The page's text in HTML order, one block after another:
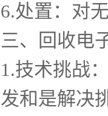
6.处置：对
三、回收电
1.技术挑战
发和是解决